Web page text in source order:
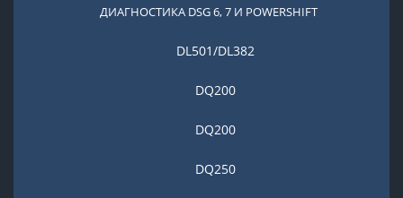
ДИАГНОСТИКА DSG 6, 7 И POWERSHIFT
DL501/DL382
DQ200
DQ200
DQ250